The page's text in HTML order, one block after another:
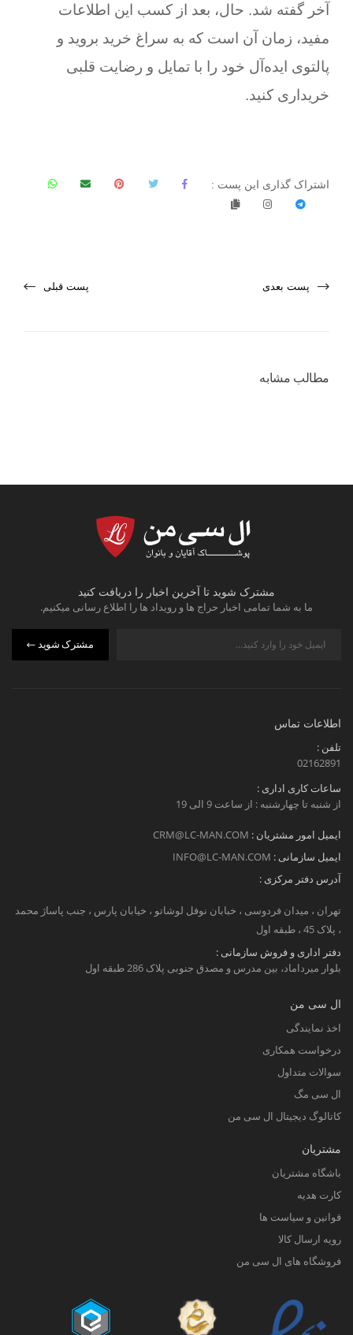
آخر گفته شد. حال، بعد از کسب این اطلاعات
مفید، زمان آن است که به سراغ خرید بروید و
پالتوی ایده‌آل خود را با تمایل و رضایت قلبی
خریداری کنید.
اشتراک گذاری این پست :
پست قبلی پست بعدی
مطالب مشابه
مشترک شوید تا آخرین اخبار را دریافت کنید
ما به شما تمامی اخبار حراج ها و رویداد ها را اطلاع رسانی میکنیم.
مشترک شوید
اطلاعات تماس
تلفن :
02162891
ساعات کاری اداری :
از شنبه تا چهارشنبه : از ساعت 9 الی 19
ایمیل امور مشتریان : CRM@LC-MAN.COM
ایمیل سازمانی : INFO@LC-MAN.COM
آدرس دفتر مرکزی :
تهران ، میدان فردوسی ، خبابان نوفل لوشاتو ، خیابان پارس ، جنب پاساژ محمد
، پلاک 45 ، طبقه اول
دفتر اداری و فروش سازمانی :
بلوار میرداماد، بین مدرس و مصدق جنوبی پلاک 286 طبقه اول
ال سی من
اخذ نمایندگی
درخواست همکاری
سوالات متداول
ال سی مگ
کاتالوگ دیجیتال ال سی من
مشتریان
باشگاه مشتریان
کارت هدیه
قوانین و سیاست ها
رویه ارسال کالا
فروشگاه های ال سی من